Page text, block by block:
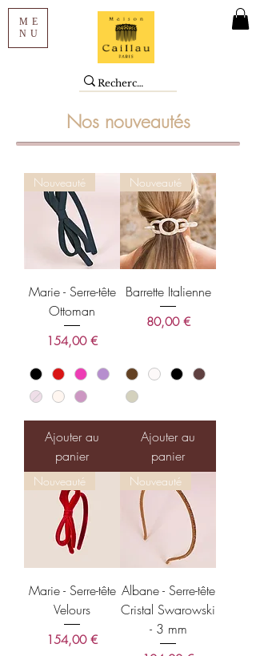
ME
NU
Nos nouveautés
Nouveauté
Marie - Serre-tête
Ottoman
Prix
154,00 €
Ajouter au
panier
Nouveauté
Barrette Italienne
Prix
80,00 €
Ajouter au
panier
Nouveauté
Marie - Serre-tête
Velours
Prix
154,00 €
Nouveauté
Albane - Serre-tête
Cristal Swarowski
- 3 mm